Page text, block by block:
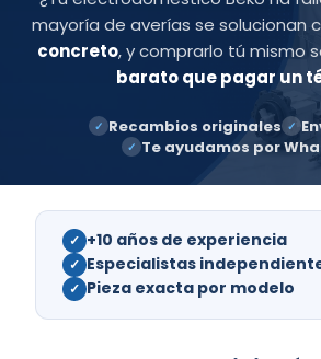
mayoría de averías se solucionan
concreto, y comprarlo tú mismo
barato que pagar un
✓ Recambios originales ✓
✓ Te ayudamos por
✓ +10 años de experiencia
✓ Especialistas
✓ Pieza exacta por modelo